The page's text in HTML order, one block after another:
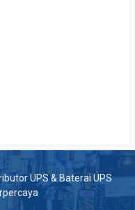
UPS & Baterai UPS